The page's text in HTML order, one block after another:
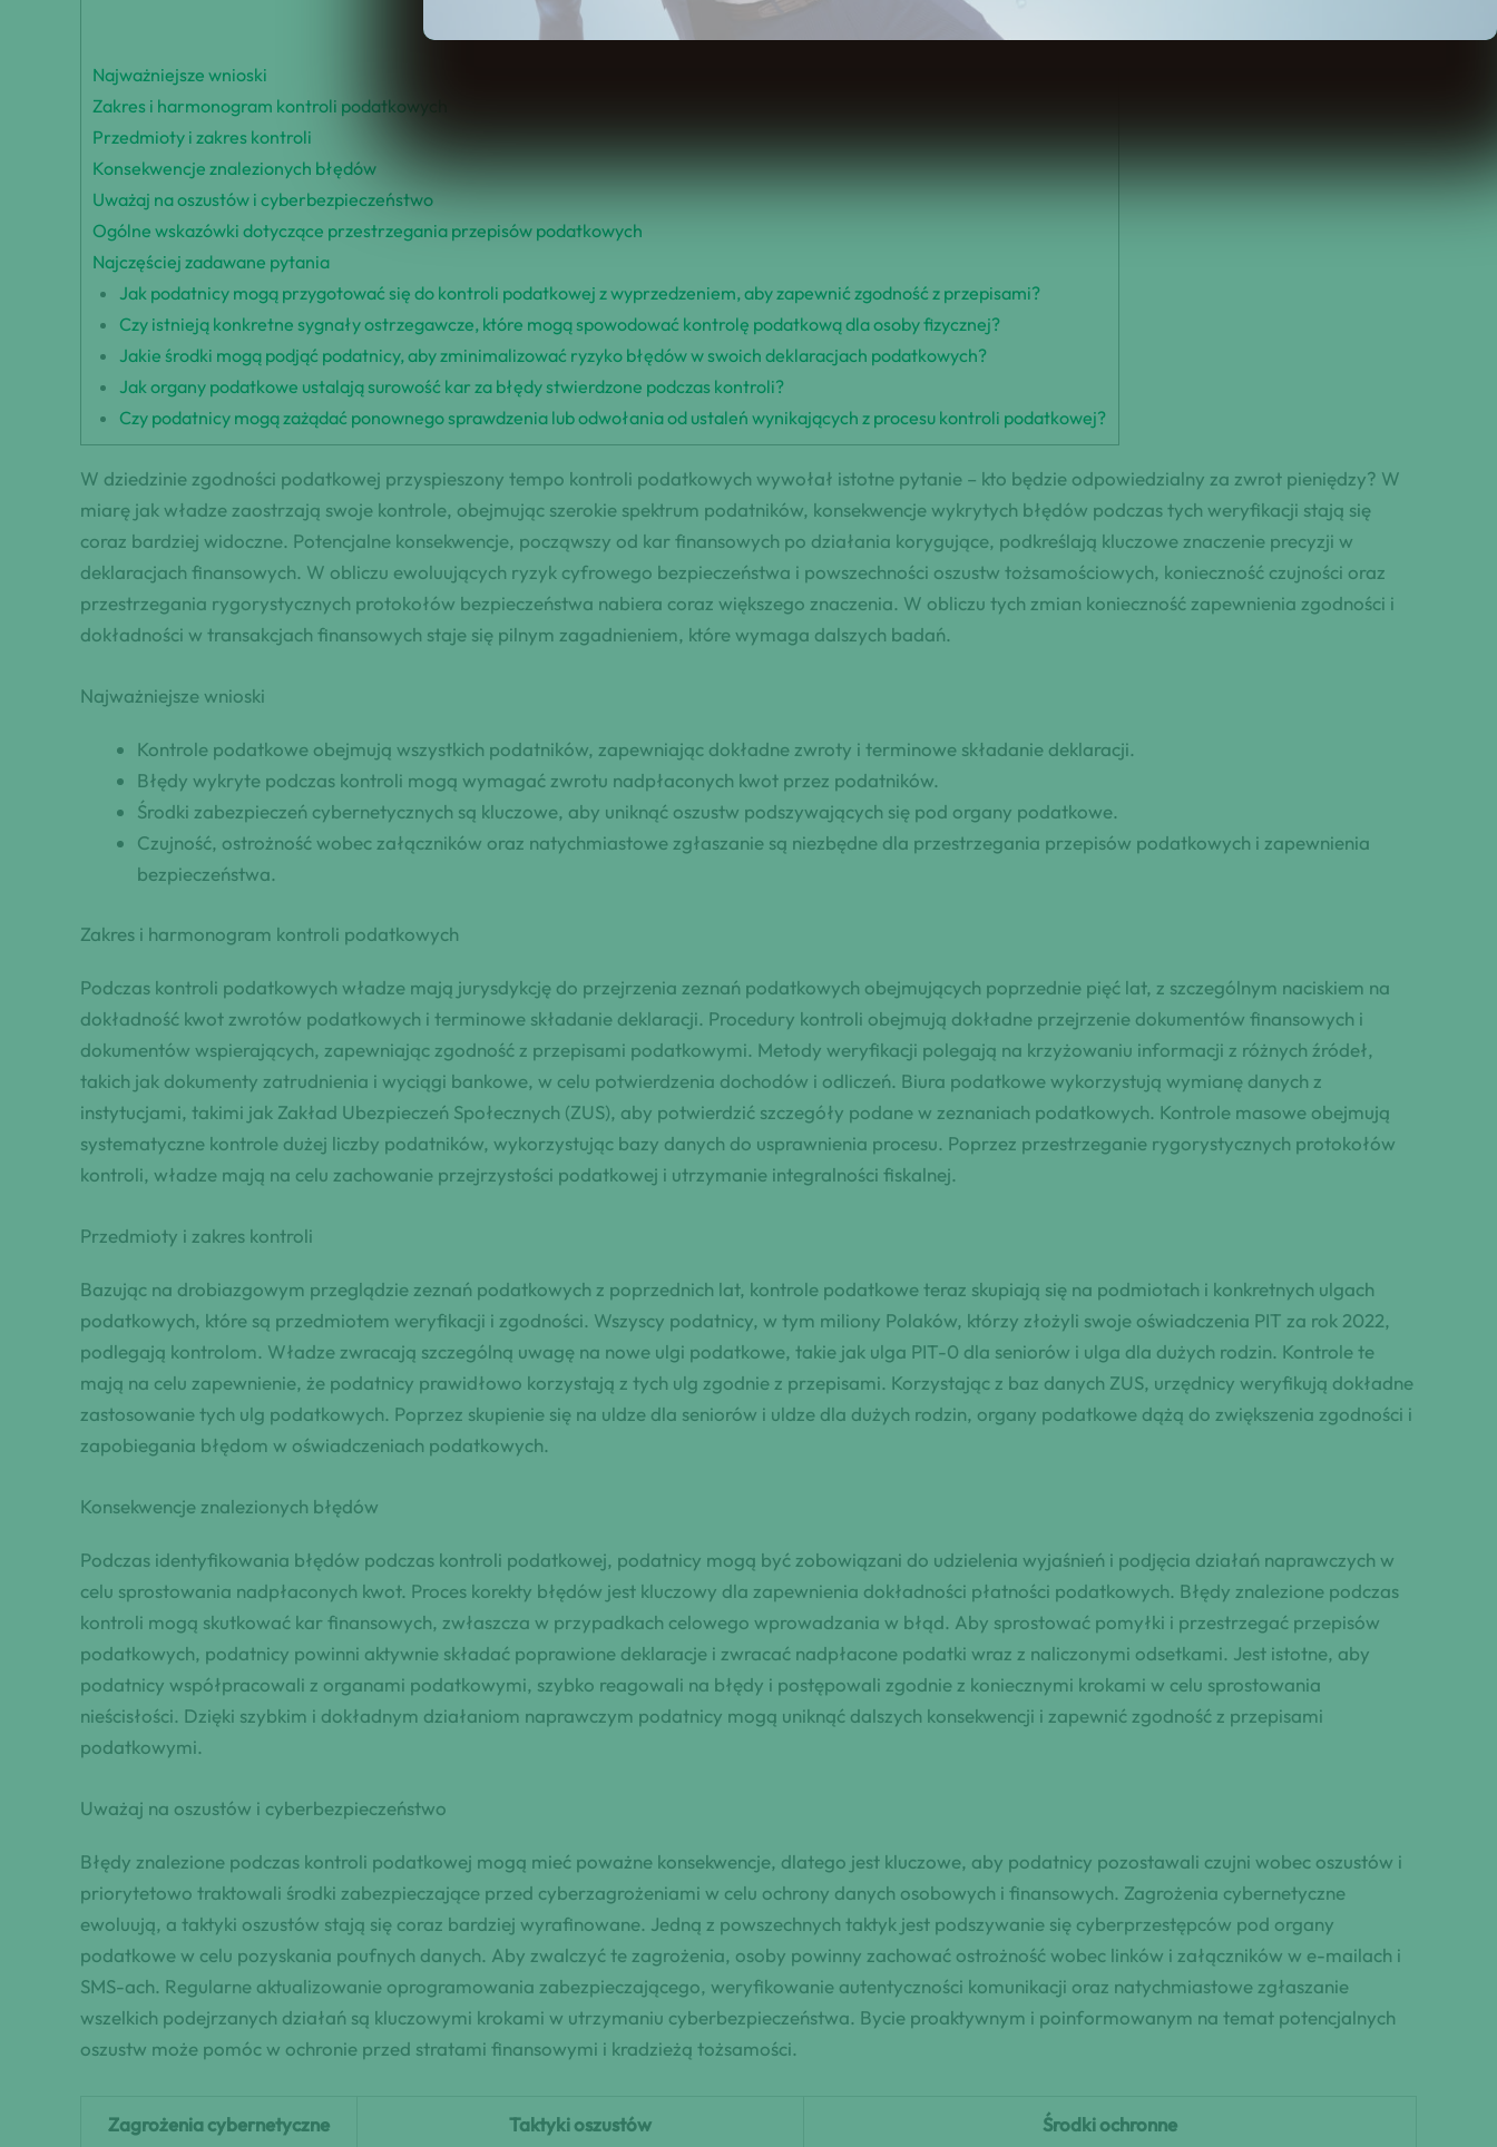
Najważniejsze wnioski
Zakres i harmonogram kontroli podatkowych
Przedmioty i zakres kontroli
Konsekwencje znalezionych błędów
Uważaj na oszustów i cyberbezpieczeństwo
Ogólne wskazówki dotyczące przestrzegania przepisów podatkowych
Najczęściej zadawane pytania
Jak podatnicy mogą przygotować się do kontroli podatkowej z wyprzedzeniem, aby zapewnić zgodność z przepisami?
Czy istnieją konkretne sygnały ostrzegawcze, które mogą spowodować kontrolę podatkową dla osoby fizycznej?
Jakie środki mogą podjąć podatnicy, aby zminimalizować ryzyko błędów w swoich deklaracjach podatkowych?
Jak organy podatkowe ustalają surowość kar za błędy stwierdzone podczas kontroli?
Czy podatnicy mogą zażądać ponownego sprawdzenia lub odwołania od ustaleń wynikających z procesu kontroli podatkowej?
W dziedzinie zgodności podatkowej przyspieszony tempo kontroli podatkowych wywołał istotne pytanie – kto będzie odpowiedzialny za zwrot pieniędzy? W
miarę jak władze zaostrzają swoje kontrole, obejmując szerokie spektrum podatników, konsekwencje wykrytych błędów podczas tych weryfikacji stają się
coraz bardziej widoczne. Potencjalne konsekwencje, począwszy od kar finansowych po działania korygujące, podkreślają kluczowe znaczenie precyzji w
deklaracjach finansowych. W obliczu ewoluujących ryzyk cyfrowego bezpieczeństwa i powszechności oszustw tożsamościowych, konieczność czujności oraz
przestrzegania rygorystycznych protokołów bezpieczeństwa nabiera coraz większego znaczenia. W obliczu tych zmian konieczność zapewnienia zgodności i
dokładności w transakcjach finansowych staje się pilnym zagadnieniem, które wymaga dalszych badań.
Najważniejsze wnioski
Kontrole podatkowe obejmują wszystkich podatników, zapewniając dokładne zwroty i terminowe składanie deklaracji.
Błędy wykryte podczas kontroli mogą wymagać zwrotu nadpłaconych kwot przez podatników.
Środki zabezpieczeń cybernetycznych są kluczowe, aby uniknąć oszustw podszywających się pod organy podatkowe.
Czujność, ostrożność wobec załączników oraz natychmiastowe zgłaszanie są niezbędne dla przestrzegania przepisów podatkowych i zapewnienia
bezpieczeństwa.
Zakres i harmonogram kontroli podatkowych
Podczas kontroli podatkowych władze mają jurysdykcję do przejrzenia zeznań podatkowych obejmujących poprzednie pięć lat, z szczególnym naciskiem na
dokładność kwot zwrotów podatkowych i terminowe składanie deklaracji. Procedury kontroli obejmują dokładne przejrzenie dokumentów finansowych i
dokumentów wspierających, zapewniając zgodność z przepisami podatkowymi. Metody weryfikacji polegają na krzyżowaniu informacji z różnych źródeł,
takich jak dokumenty zatrudnienia i wyciągi bankowe, w celu potwierdzenia dochodów i odliczeń. Biura podatkowe wykorzystują wymianę danych z
instytucjami, takimi jak Zakład Ubezpieczeń Społecznych (ZUS), aby potwierdzić szczegóły podane w zeznaniach podatkowych. Kontrole masowe obejmują
systematyczne kontrole dużej liczby podatników, wykorzystując bazy danych do usprawnienia procesu. Poprzez przestrzeganie rygorystycznych protokołów
kontroli, władze mają na celu zachowanie przejrzystości podatkowej i utrzymanie integralności fiskalnej.
Przedmioty i zakres kontroli
Bazując na drobiazgowym przeglądzie zeznań podatkowych z poprzednich lat, kontrole podatkowe teraz skupiają się na podmiotach i konkretnych ulgach
podatkowych, które są przedmiotem weryfikacji i zgodności. Wszyscy podatnicy, w tym miliony Polaków, którzy złożyli swoje oświadczenia PIT za rok 2022,
podlegają kontrolom. Władze zwracają szczególną uwagę na nowe ulgi podatkowe, takie jak ulga PIT-0 dla seniorów i ulga dla dużych rodzin. Kontrole te
mają na celu zapewnienie, że podatnicy prawidłowo korzystają z tych ulg zgodnie z przepisami. Korzystając z baz danych ZUS, urzędnicy weryfikują dokładne
zastosowanie tych ulg podatkowych. Poprzez skupienie się na uldze dla seniorów i uldze dla dużych rodzin, organy podatkowe dążą do zwiększenia zgodności i
zapobiegania błędom w oświadczeniach podatkowych.
Konsekwencje znalezionych błędów
Podczas identyfikowania błędów podczas kontroli podatkowej, podatnicy mogą być zobowiązani do udzielenia wyjaśnień i podjęcia działań naprawczych w
celu sprostowania nadpłaconych kwot. Proces korekty błędów jest kluczowy dla zapewnienia dokładności płatności podatkowych. Błędy znalezione podczas
kontroli mogą skutkować kar finansowych, zwłaszcza w przypadkach celowego wprowadzania w błąd. Aby sprostować pomyłki i przestrzegać przepisów
podatkowych, podatnicy powinni aktywnie składać poprawione deklaracje i zwracać nadpłacone podatki wraz z naliczonymi odsetkami. Jest istotne, aby
podatnicy współpracowali z organami podatkowymi, szybko reagowali na błędy i postępowali zgodnie z koniecznymi krokami w celu sprostowania
nieścisłości. Dzięki szybkim i dokładnym działaniom naprawczym podatnicy mogą uniknąć dalszych konsekwencji i zapewnić zgodność z przepisami
podatkowymi.
Uważaj na oszustów i cyberbezpieczeństwo
Błędy znalezione podczas kontroli podatkowej mogą mieć poważne konsekwencje, dlatego jest kluczowe, aby podatnicy pozostawali czujni wobec oszustów i
priorytetowo traktowali środki zabezpieczające przed cyberzagrożeniami w celu ochrony danych osobowych i finansowych. Zagrożenia cybernetyczne
ewoluują, a taktyki oszustów stają się coraz bardziej wyrafinowane. Jedną z powszechnych taktyk jest podszywanie się cyberprzestępców pod organy
podatkowe w celu pozyskania poufnych danych. Aby zwalczyć te zagrożenia, osoby powinny zachować ostrożność wobec linków i załączników w e-mailach i
SMS-ach. Regularne aktualizowanie oprogramowania zabezpieczającego, weryfikowanie autentyczności komunikacji oraz natychmiastowe zgłaszanie
wszelkich podejrzanych działań są kluczowymi krokami w utrzymaniu cyberbezpieczeństwa. Bycie proaktywnym i poinformowanym na temat potencjalnych
oszustw może pomóc w ochronie przed stratami finansowymi i kradzieżą tożsamości.
Zagrożenia cybernetyczne Taktyki oszustów Środki ochronne